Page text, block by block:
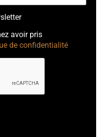
avoir pris
de confidentialité